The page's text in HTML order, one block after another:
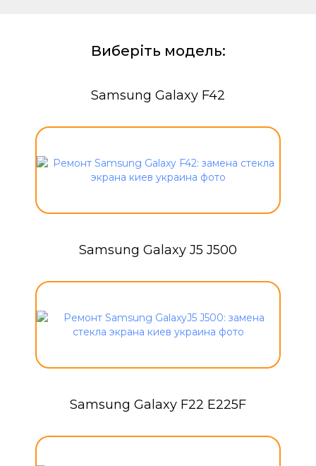
Виберіть модель:
Samsung Galaxy F42
Samsung Galaxy J5 J500
Samsung Galaxy F22 E225F